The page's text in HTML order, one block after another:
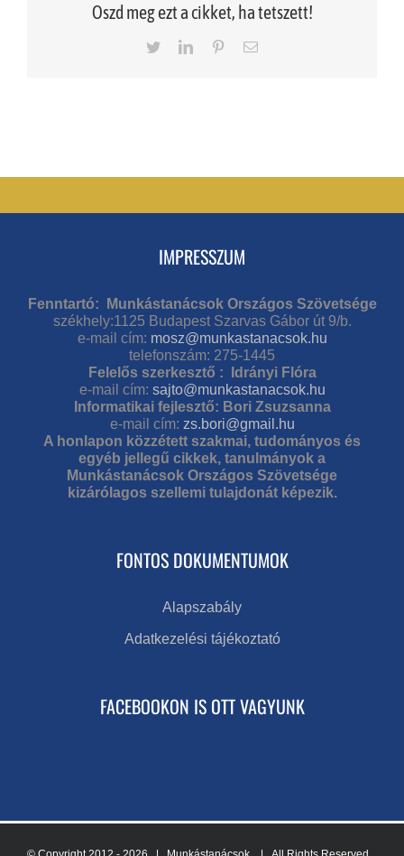
Oszd meg ezt a cikket, ha tetszett!
TwitterLinkedInPinterestEmail
IMPRESSZUM
Fenntartó: Munkástanácsok Országos Szövetsége
székhely:1125 Budapest Szarvas Gábor út 9/b.
e-mail cím: mosz@munkastanacsok.hu
telefonszám: 275-1445
Felelős szerkesztő : Idrányi Flóra
e-mail cím: sajto@munkastanacsok.hu
Informatikai fejlesztő: Bori Zsuzsanna
e-mail cím: zs.bori@gmail.hu
A honlapon közzétett szakmai, tudományos és
egyéb jellegű cikkek, tanulmányok a
Munkástanácsok Országos Szövetsége
kizárólagos szellemi tulajdonát képezik.
FONTOS DOKUMENTUMOK
Alapszabály
Adatkezelési tájékoztató
FACEBOOKON IS OTT VAGYUNK